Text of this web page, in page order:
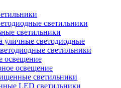
светильники
светильники
уличные светодиодные
светильники
освещение
освещение
светильники
LED светильники